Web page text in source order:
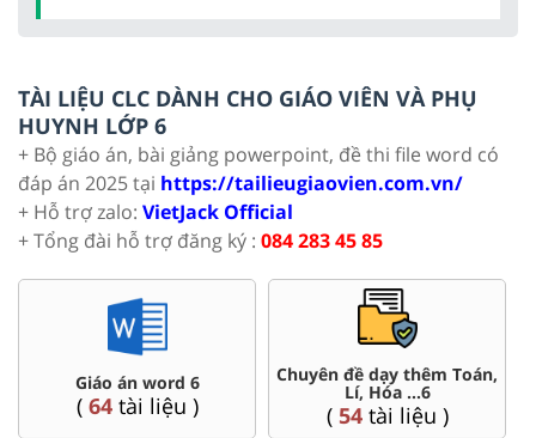
TÀI LIỆU CLC DÀNH CHO GIÁO VIÊN VÀ PHỤ
HUYNH LỚP 6
+ Bộ giáo án, bài giảng powerpoint, đề thi file word có
đáp án 2025 tại https://tailieugiaovien.com.vn/
+ Hỗ trợ zalo: VietJack Official
+ Tổng đài hỗ trợ đăng ký : 084 283 45 85
Giáo án word 6
( 64tài liệu )
Chuyên đề dạy thêm Toán,
Lí, Hóa ...6
( 54tài liệu )